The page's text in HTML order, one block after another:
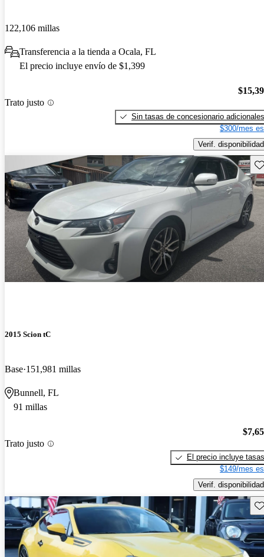
122,106 millas
Transferencia a la tienda a Ocala, FL
El precio incluye envío de $1,399
Trato justo
Sin tasas de concesionario adicionales
$300/mes
Verif. disponibilidad
2015 Scion tC
Base 151,981 millas
Bunnell, FL
91 millas
Trato justo
El precio incluye tasas
$149/mes
Verif. disponibilidad